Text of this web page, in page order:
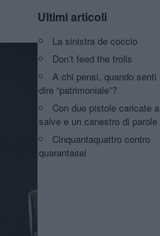
Ultimi articoli
La sinistra de coccio
Don’t feed the trolls
A chi pensi, quando senti
dire “patrimoniale”?
Con due pistole caricate a
salve e un canestro di parole
Cinquantaquattro contro
quarantasei